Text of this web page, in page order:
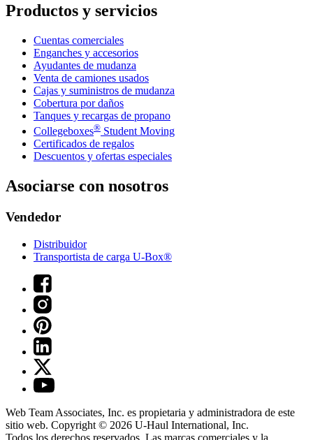
Productos y servicios
Cuentas comerciales
Enganches y accesorios
Ayudantes de mudanza
Venta de camiones usados
Cajas y suministros de mudanza
Cobertura por daños
Tanques y recargas de propano
Collegeboxes® Student Moving
Certificados de regalos
Descuentos y ofertas especiales
Asociarse con nosotros
Vendedor
Distribuidor
Transportista de carga U-Box®
Web Team Associates, Inc. es propietaria y administradora de este
sitio web. Copyright © 2026 U-Haul International, Inc.
Todos los derechos reservados. Las marcas comerciales y la